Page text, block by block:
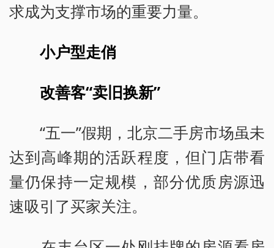
求成为支撑市场的重要力量。
小户型走俏
改善客“卖旧换新”
“五一”假期，北京二手房市场虽未
达到高峰期的活跃程度，但门店带看
量仍保持一定规模，部分优质房源迅
速吸引了买家关注。